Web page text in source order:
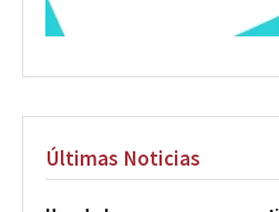
Últimas Noticias